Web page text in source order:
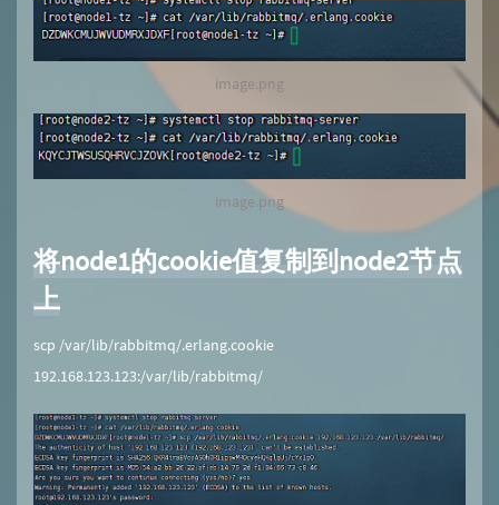
image.png
image.png
将node1的cookie值复制到node2节点
上
scp /var/lib/rabbitmq/.erlang.cookie
192.168.123.123:/var/lib/rabbitmq/